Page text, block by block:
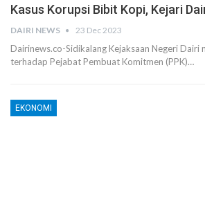
Kasus Korupsi Bibit Kopi, Kejari
DAIRI NEWS 23 Dec 2023
Dairinews.co-Sidikalang Kejaksaan Negeri Dairi
terhadap Pejabat Pembuat Komitmen (PPK)…
EKONOMI